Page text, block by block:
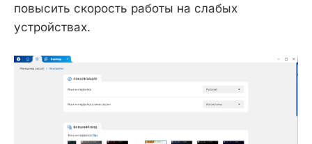
повысить скорость работы на слабых
устройствах.